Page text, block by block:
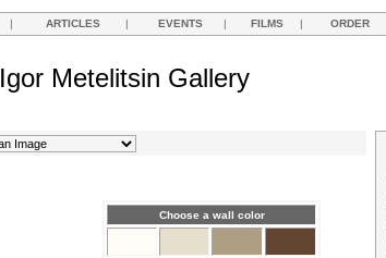
| ARTICLES | EVENTS | FILMS | ORDER
Igor Metelitsin Gallery
Choose a wall color